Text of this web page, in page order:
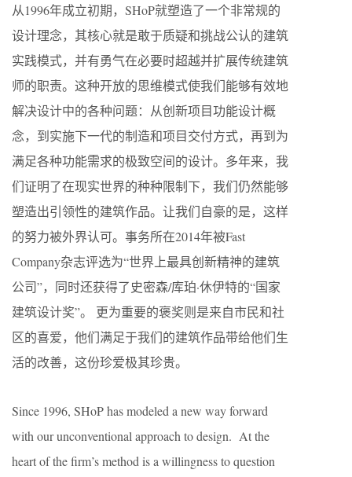
从1996年成立初期，SHoP就塑造了一个非常规的
设计理念，其核心就是敢于质疑和挑战公认的建筑
实践模式，并有勇气在必要时超越并扩展传统建筑
师的职责。这种开放的思维模式使我们能够有效地
解决设计中的各种问题：从创新项目功能设计概
念，到实施下一代的制造和项目交付方式，再到为
满足各种功能需求的极致空间的设计。多年来，我
们证明了在现实世界的种种限制下，我们仍然能够
塑造出引领性的建筑作品。让我们自豪的是，这样
的努力被外界认可。事务所在2014年被Fast
Company杂志评选为“世界上最具创新精神的建筑
公司”，同时还获得了史密森/库珀·休伊特的“国家
建筑设计奖”。 更为重要的褒奖则是来自市民和社
区的喜爱，他们满足于我们的建筑作品带给他们生
活的改善，这份珍爱极其珍贵。
Since 1996, SHoP has modeled a new way forward
with our unconventional approach to design. At the
heart of the firm’s method is a willingness to question